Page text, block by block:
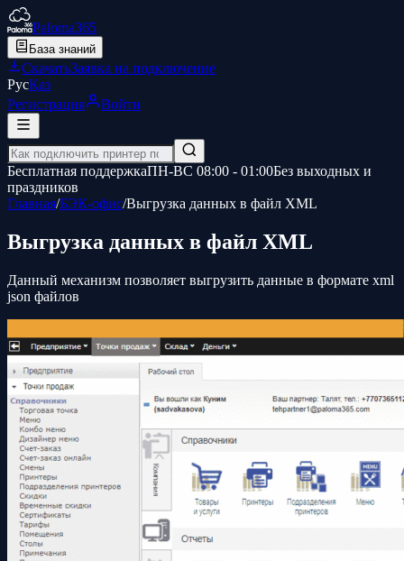
Paloma365
База знаний
СкачатьЗаявка на подключение
РусҚаз
Регистрация
Войти
Бесплатная поддержкаПН-ВС 08:00 - 01:00Без выходных и
праздников
Главная/БЭК-офис/Выгрузка данных в файл XML
Выгрузка данных в файл XML
Данный механизм позволяет выгрузить данные в формате xml
json файлов